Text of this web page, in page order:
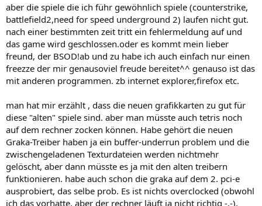
aber die spiele die ich führ gewöhnlich spiele (counterstrike,
battlefield2,need for speed underground 2) laufen nicht gut.
nach einer bestimmten zeit tritt ein fehlermeldung auf und
das game wird geschlossen.oder es kommt mein lieber
freund, der BSOD!ab und zu habe ich auch einfach nur einen
freezze der mir genausoviel freude bereitet^^ genauso ist das
mit anderen programmen. zb internet explorer,firefox etc.
man hat mir erzählt , dass die neuen grafikkarten zu gut für
diese "alten" spiele sind. aber man müsste auch tetris noch
auf dem rechner zocken können. Habe gehört die neuen
Graka-Treiber haben ja ein buffer-underrun problem und die
zwischengeladenen Texturdateien werden nichtmehr
gelöscht, aber dann müsste es ja mit den alten treibern
funktionieren. habe auch schon die graka auf dem 2. pci-e
ausprobiert, das selbe prob. Es ist nichts overclocked (obwohl
ich das vorhatte, aber der rechner läuft ja nicht richtig -.-),